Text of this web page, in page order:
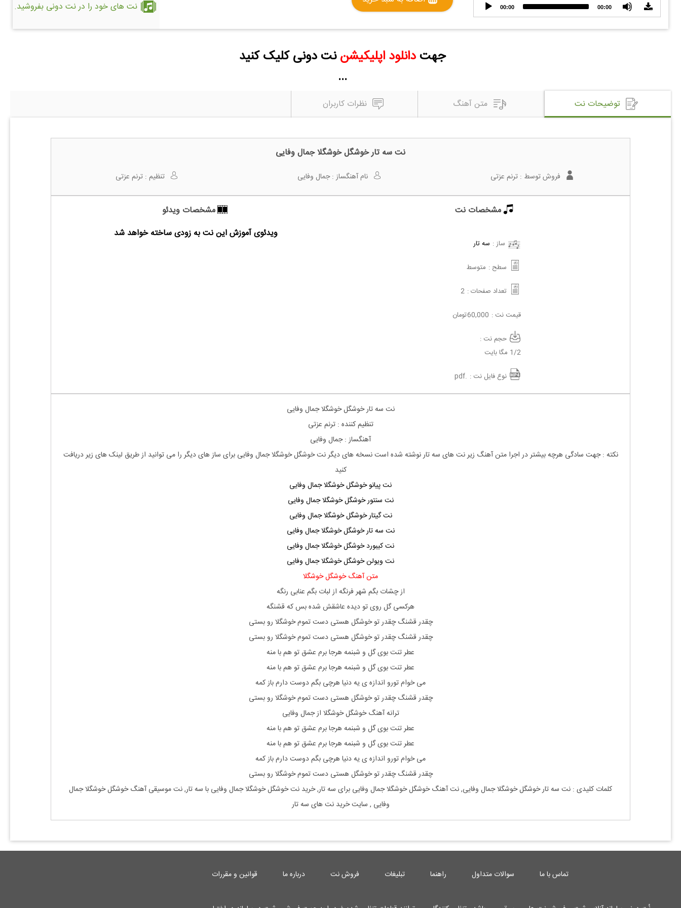
Audio
Player
00:00 00:00 نت های خود را در نت دونی بفروشید.
جهتدانلود اپلیکیشن نت دونی کلیک کنید
...
توضیحات نت متن آهنگ نظرات کاربران
نت سه تار خوشگل خوشگلا جمال وفایی
فروش توسط :ترنم عزتی نام آهنگساز :جمال وفایی تنظیم :ترنم عزتی
مشخصات نت
ساز : سه تار
سطح : متوسط
تعداد صفحات : 2
قیمت نت : 60,000تومان
حجم نت :
1/2 مگا بایت
نوع فایل نت : .pdf
مشخصات ویدئو
ویدئوی آموزش این نت به زودی ساخته خواهد شد
نت سه تار خوشگل خوشگلا جمال وفایی
تنظیم کننده : ترنم عزتی
آهنگساز : جمال وفایی
نکته : جهت سادگی هرچه بیشتر در اجرا متن آهنگ زیر نت های سه تارنوشته شده است نسخه های دیگر نتخوشگل خوشگلا جمال وفاییبرای ساز های دیگر را می توانید از طریق لینک های زیر دریافت
کنید
نت پیانو خوشگل خوشگلا جمال وفایی
نت سنتور خوشگل خوشگلا جمال وفایی
نت گیتار خوشگل خوشگلا جمال وفایی
نت سه تار خوشگل خوشگلا جمال وفایی
نت کیبورد خوشگل خوشگلا جمال وفایی
نت ویولن خوشگل خوشگلا جمال وفایی
متن آهنگ خوشگل خوشگلا
از چشات بگم شهر فرنگه از لبات بگم عنابی رنگه
هرکسی گل روی تو دیده عاشقش شده بس که قشنگه
چقدر قشنگ چقدر تو خوشگل هستی دست تموم خوشگلا رو بستی
چقدر قشنگ چقدر تو خوشگل هستی دست تموم خوشگلا رو بستی
عطر تنت بوی گل و شبنمه هرجا برم عشق تو هم با منه
عطر تنت بوی گل و شبنمه هرجا برم عشق تو هم با منه
می خوام تورو اندازه ی یه دنیا هرچی بگم دوست دارم باز کمه
چقدر قشنگ چقدر تو خوشگل هستی دست تموم خوشگلا رو بستی
ترانه آهنگ خوشگل خوشگلا از جمال وفایی
عطر تنت بوی گل و شبنمه هرجا برم عشق تو هم با منه
عطر تنت بوی گل و شبنمه هرجا برم عشق تو هم با منه
می خوام تورو اندازه ی یه دنیا هرچی بگم دوست دارم باز کمه
چقدر قشنگ چقدر تو خوشگل هستی دست تموم خوشگلا رو بستی
کلمات کلیدی : نت سه تارخوشگل خوشگلا جمال وفایی, نت آهنگخوشگل خوشگلا جمال وفایی برای سه تار, خرید نتخوشگل خوشگلا جمال وفایی با سه تار, نت موسیقی آهنگخوشگل خوشگلا جمال
وفایی , سایت خرید نت های سه تار
تماس با ما سوالات متداول راهنما تبلیغات فروش نت درباره ما قوانین و مقررات